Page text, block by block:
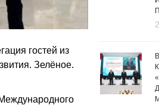
гостей из
Зелёное.